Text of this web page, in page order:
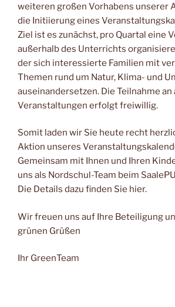
weiteren großen Vorhabens unserer
die Initiierung eines
Ziel ist es zunächst, pro Quartal eine
außerhalb des Unterrichts
der sich interessierte Familien mit
Themen rund um Natur, Klima- und
auseinandersetzen. Die Teilnahme an
Veranstaltungen erfolgt freiwillig.
Somit laden wir Sie heute recht
Aktion unseres
Gemeinsam mit Ihnen und Ihren
uns als Nordschul-Team beim
Die Details dazu finden Sie hier.
Wir freuen uns auf Ihre Beteiligung
grünen Grüßen
Ihr GreenTeam